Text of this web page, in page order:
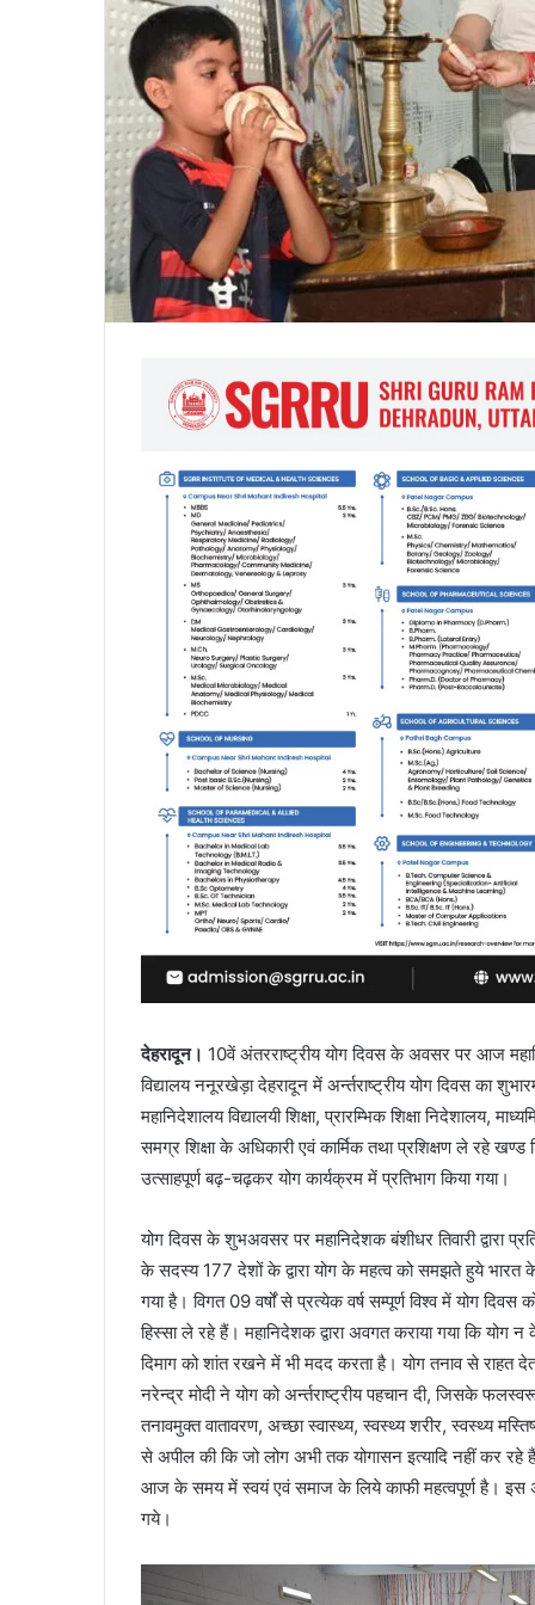
देहरादून। 10वें अंतरराष्ट्रीय योग दिवस के अवसर पर आज
विद्यालय ननूरखेड़ा देहरादून में अर्न्तराष्ट्रीय योग दिवस का
महानिदेशालय विद्यालयी शिक्षा, प्रारम्भिक शिक्षा निदेशालय,
समग्र शिक्षा के अधिकारी एवं कार्मिक तथा प्रशिक्षण ले रहे
उत्साहपूर्ण बढ़-चढ़कर योग कार्यक्रम में प्रतिभाग किया गया।
योग दिवस के शुभअवसर पर महानिदेशक बंशीधर तिवारी द्वारा
के सदस्य 177 देशों के द्वारा योग के महत्व को समझते हुये भारत के
गया है। विगत 09 वर्षों से प्रत्येक वर्ष सम्पूर्ण विश्व में योग
हिस्सा ले रहे हैं। महानिदेशक द्वारा अवगत कराया गया कि योग
दिमाग को शांत रखने में भी मदद करता है। योग तनाव से राहत
नरेन्द्र मोदी ने योग को अर्न्तराष्ट्रीय पहचान दी, जिसके
तनावमुक्त वातावरण, अच्छा स्वास्थ्य, स्वस्थ्य शरीर, स्वस्थ्य
से अपील की कि जो लोग अभी तक योगासन इत्यादि नहीं कर रहे
आज के समय में स्वयं एवं समाज के लिये काफी महत्वपूर्ण है। इस
गये।